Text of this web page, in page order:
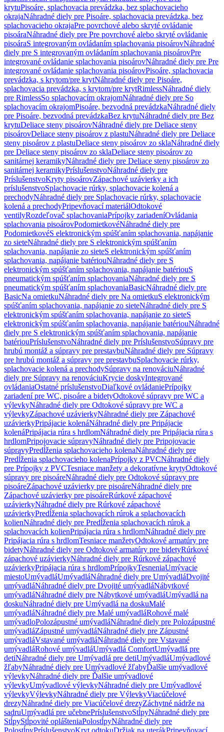
krytuPisoáre, splachovacia prevádzka, bez splachovacieho
okrajaNáhradné diely pre Pisoáre, splachovacia prevádzka, bez
splachovacieho okrajaPre povrchové alebo skryté ovládanie
pisoáraNáhradné diely pre Pre povrchové alebo skryté ovládanie
pisoáraS integrovaným ovládaním splachovania pisoárovNáhradné
diely pre S integrovaným ovládaním splachovania pisoárovPre
integrované ovládanie splachovania pisoárovNáhradné diely pre Pre
integrované ovládanie splachovania pisoárovPisoáre, splachovacia
prevádzka, s krytom/pre krytNáhradné diely pre Pisoáre,
splachovacia prevádzka, s krytom/pre krytRimlessNáhradné diely
pre RimlessSo splachovacím okrajomNáhradné diely pre So
splachovacím okrajomPisoáre, bezvodná prevádzkaNáhradné diely
pre Pisoáre, bezvodná prevádzkaBez krytuNáhradné diely pre Bez
krytuDeliace steny pisoárovNáhradné diely pre Deliace steny
pisoárovDeliace steny pisoárov z plastuNáhradné diely pre Deliace
steny pisoárov z plastuDeliace steny pisoárov zo sklaNáhradné diely
pre Deliace steny pisoárov zo sklaDeliace steny pisoárov zo
sanitárnej keramikyNáhradné diely pre Deliace steny pisoárov zo
sanitárnej keramikyPríslušenstvoNáhradné diely pre
PríslušenstvoKryty pisoárovZápachové uzávierky a ich
príslušenstvoSplachovacie rúrky, splachovacie kolená a
prechodyNáhradné diely pre Splachovacie rúrky, splachovacie
kolená a prechodyPripevňovací materiálOdtokové
ventilyRozdeľovač splachovaniaPrípojky zariadeníOvládania
splachovania pisoárovPodomietkovéNáhradné diely pre
PodomietkovéS elektronickým spúšťaním splachovania, napájanie
zo sieteNáhradné diely pre S elektronickým spúšťaním
splachovania, napájanie zo sieteS elektronickým spúšťaním
splachovania, napájanie batériouNáhradné diely pre S
elektronickým spúšťaním splachovania, napájanie batériouS
pneumatickým spúšťaním splachovaniaNáhradné diely pre S
pneumatickým spúšťaním splachovaniaBasicNáhradné diely pre
BasicNa omietkuNáhradné diely pre Na omietkuS elektronickým
spúšťaním splachovania, napájanie zo sieteNáhradné diely pre S
elektronickým spúšťaním splachovania, napájanie zo sieteS
elektronickým spúšťaním splachovania, napájanie batériouNáhradné
diely pre S elektronickým spúšťaním splachovania, napájanie
batériouPríslušenstvoNáhradné diely pre PríslušenstvoSúpravy pre
hrubú montáž a súpravy pre prestavbuNáhradné diely pre Súpravy
pre hrubú montáž a súpravy pre prestavbuSplachovacie rúrky,
splachovacie kolená a prechodySúpravy na renováciuNáhradné
diely pre Súpravy na renováciuKrycie doskyIntegrované
ovládaniaOstatné príslušenstvoDiaľkové ovládaniePrípojky
zariadení pre WC, pisoáre a bidetyOdtokové súpravy pre WC a
výlevkyNáhradné diely pre Odtokové súpravy pre WC a
výlevkyZápachové uzávierkyNáhradné diely pre Zápachové
uzávierkyPripájacie kolenáNáhradné diely pre Pripájacie
kolenáPripájacia rúra s hrdlomNáhradné diely pre Pripájacia rúra s
hrdlomPripojovacie súpravyNáhradné diely pre Pripojovacie
súpravyPredĺženia splachovacieho kolenaNáhradné diely pre
Predĺženia splachovacieho kolenaPrípojky z PVCNáhradné diely
pre Prípojky z PVCTesniace manžety a dekoratívne krytyOdtokové
súpravy pre pisoáreNáhradné diely pre Odtokové súpravy pre
pisoáreZápachové uzávierky pre pisoáreNáhradné diely pre
Zápachové uzávierky pre pisoáreRúrkové zápachové
uzávierkyNáhradné diely pre Rúrkové zápachové
uzávierkyPredĺženia splachovacích rúrok a splachovacích
kolienNáhradné diely pre Predĺženia splachovacích rúrok a
splachovacích kolienPripájacia rúra s hrdlomNáhradné diely pre
Pripájacia rúra s hrdlomTesniace manžetyOdtokové armatúry pre
bidetyNáhradné diely pre Odtokové armatúry pre bidetyRúrkové
zápachové uzávierkyNáhradné diely pre Rúrkové zápachové
uzávierkyPripájacia rúra s hrdlomPrípojkyTesneniaUmývacie
miestoUmývadláUmývadláNáhradné diely pre UmývadláDvojité
umývadláNáhradné diely pre Dvojité umývadláNábytkové
umývadláNáhradné diely pre Nábytkové umývadláUmývadlá na
doskuNáhradné diely pre Umývadlá na doskuMalé
umývadláNáhradné diely pre Malé umývadláRohové malé
umývadloPolozápustné umývadláNáhradné diely pre Polozápustné
umývadláZápustné umývadláNáhradné diely pre Zápustné
umývadláVstavané umývadláNáhradné diely pre Vstavané
umývadláRohové umývadláUmývadlá ComfortUmývadlá pre
detiNáhradné diely pre Umývadlá pre detiUmývadláUmývadlové
žľabyNáhradné diely pre Umývadlové žľabyĎalšie umývadlové
výlevkyNáhradné diely pre Ďalšie umývadlové
výlevkyUmývadlové výlevkyNáhradné diely pre Umývadlové
výlevkyVýlevkyNáhradné diely pre VýlevkyViacúčelové
drezyNáhradné diely pre Viacúčelové drezyZáchytné nádrže na
sadruUmývadlá pre učebnePríslušenstvoStĺpyNáhradné diely pre
StĺpyStĺpovité oplášteniaPolostĺpyNáhradné diely pre
PolostĺpyPríslušenstvoKryt odtokuDržiak na uterákPripevňovací